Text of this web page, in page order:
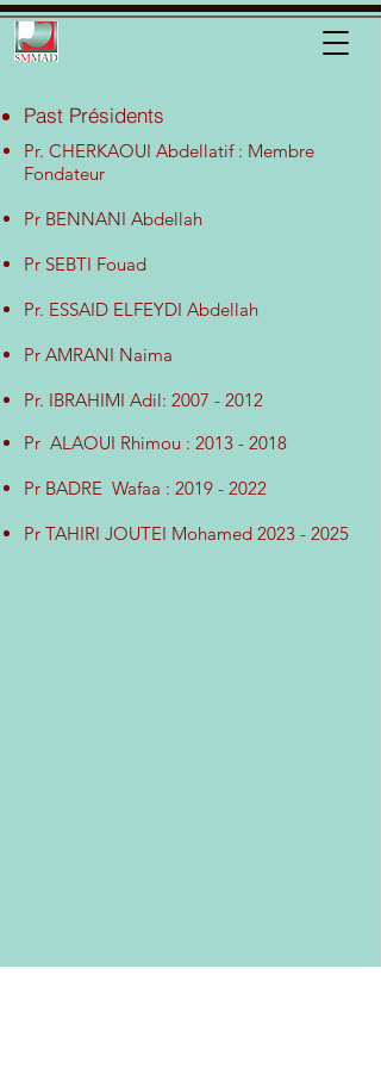
Past Présidents
Pr. CHERKAOUI Abdellatif : Membre
Fondateur
Pr BENNANI Abdellah
Pr SEBTI Fouad
Pr. ESSAID ELFEYDI Abdellah
Pr AMRANI Naima
Pr. IBRAHIMI Adil: 2007 - 2012
Pr ALAOUI Rhimou : 2013 - 2018
Pr BADRE Wafaa : 2019 - 2022
Pr TAHIRI JOUTEI Mohamed 2023 - 2025